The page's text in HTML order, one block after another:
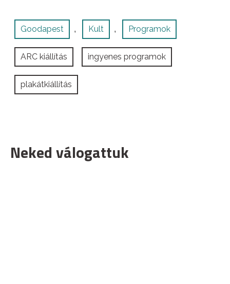
Goodapest , Kult , Programok
ARC kiállítás ingyenes programok
plakátkiállítás
Neked válogattuk